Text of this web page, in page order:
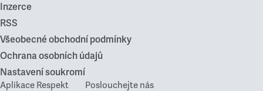
Inzerce
RSS
Všeobecné obchodní podmínky
Ochrana osobních údajů
Nastavení soukromí
Aplikace Respekt Poslouchejte nás